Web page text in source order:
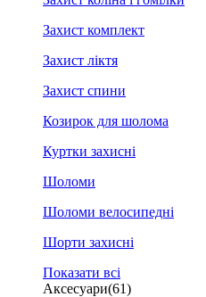
Захист комплект
Захист ліктя
Захист спини
Козирок для шолома
Куртки захисні
Шоломи
Шоломи велосипедні
Шорти захисні
Показати всі
Аксесуари(61)